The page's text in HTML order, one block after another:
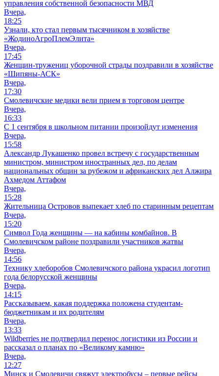
управления собственной безопасности МВД
Вчера,
18:25
Узнали, кто стал первым тысячником в хозяйстве
«ЖодиноАгроПлемЭлита»
Вчера,
17:45
Женщин-тружениц уборочной страды поздравили в хозяйстве
«Шипяны-АСК»
Вчера,
17:30
Смолевичские медики вели прием в торговом центре
Вчера,
16:33
С 1 сентября в школьном питании произойдут изменения
Вчера,
15:58
Александр Лукашенко провел встречу с государственным
министром, министром иностранных дел, по делам
национальных общин за рубежом и африканских дел Алжира
Ахмедом Аттафом
Вчера,
15:28
Жительница Островов выпекает хлеб по старинным рецептам
Вчера,
15:20
Символ Года женщины — на кабины комбайнов. В
Смолевичском районе поздравили участников жатвы
Вчера,
14:56
Технику хлеборобов Смолевичского района украсил логотип
года белорусской женщины
Вчера,
14:15
Рассказываем, какая поддержка положена студентам-
бюджетникам и их родителям
Вчера,
13:33
Wildberries не подтвердил перенос логистики из России и
рассказал о планах по «Великому камню»
Вчера,
12:27
Минск и Смолевичи свяжут электробусы – первые рейсы